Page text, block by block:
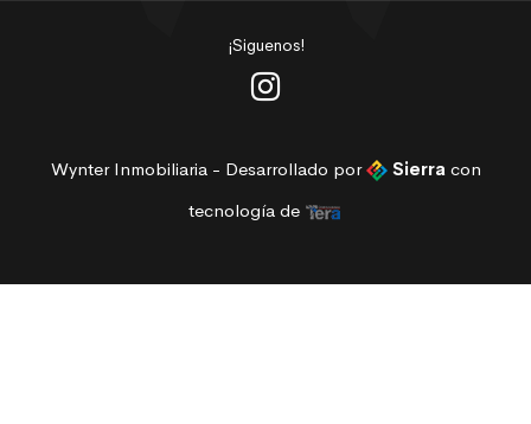
¡Siguenos!
Wynter Inmobiliaria - Desarrollado por Sierra con
tecnología de